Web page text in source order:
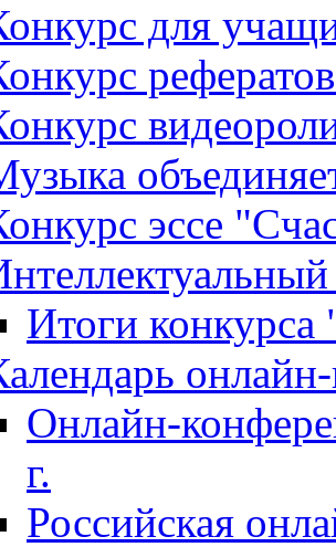
для
эссе
Итоги
Онлайн-
г.
Российская